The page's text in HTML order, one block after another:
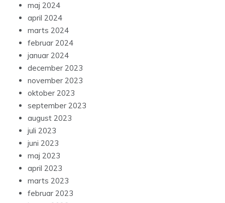
maj 2024
april 2024
marts 2024
februar 2024
januar 2024
december 2023
november 2023
oktober 2023
september 2023
august 2023
juli 2023
juni 2023
maj 2023
april 2023
marts 2023
februar 2023